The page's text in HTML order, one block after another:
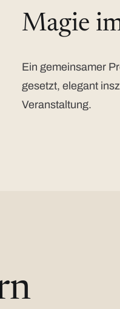
Magie
Ein gemeinsamer
gesetzt, elegant
Veranstaltung.